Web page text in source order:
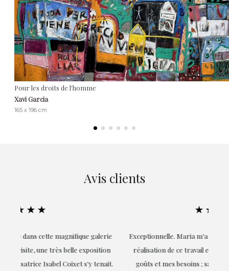
Pour les droits de l'homme
Xavi Garcia
165 x 196 cm
Avis clients
Exceptionnelle. Maria m'a accompagnée à chaque étape de la
réalisation de ce travail et, dès le début, elle a compris mes
goûts et mes besoins ; sa proximité, son empathie et son